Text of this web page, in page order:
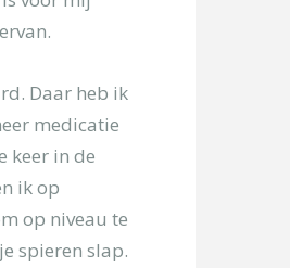
Daar heb ik
medicatie
keer in de
ik op
op niveau te
spieren slap.